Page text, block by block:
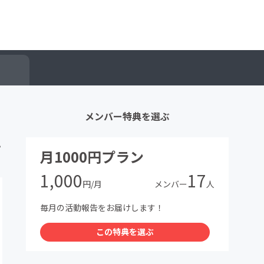
メンバー特典を選ぶ
月1000円プラン
1,000円/月 メンバー17人
毎月の活動報告をお届けします！
この特典を選ぶ